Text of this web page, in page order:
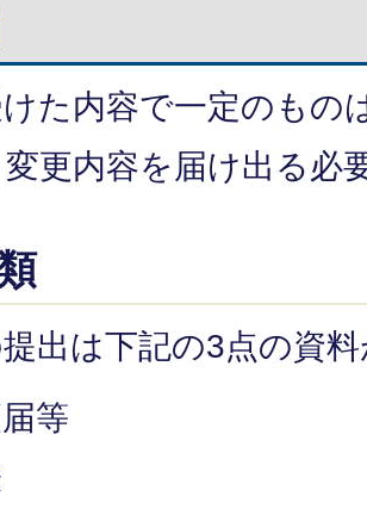
た内容で一定のもの
更内容を届け出る必
出は下記の3点の資
等